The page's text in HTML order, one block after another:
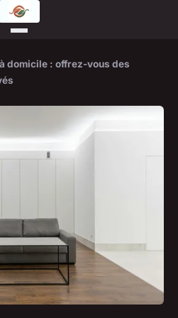
domicile : offrez-vous des